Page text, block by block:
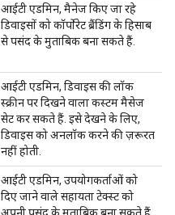
आईटी एडमिन, मैनेज किए जा रहे
डिवाइसों को कॉर्पोरेट ब्रैंडिंग के हिसाब
से पसंद के मुताबिक बना सकते हैं.
आईटी एडमिन, डिवाइस की लॉक
स्क्रीन पर दिखने वाला कस्टम मैसेज
सेट कर सकते हैं. इसे देखने के लिए,
डिवाइस को अनलॉक करने की ज़रूरत
नहीं होती.
आईटी एडमिन, उपयोगकर्ताओं को
दिए जाने वाले सहायता टेक्स्ट को